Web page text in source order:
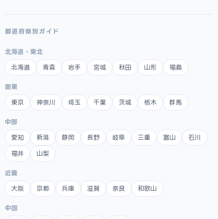
都道府県別ガイド
北海道・東北
北海道 青森 岩手 宮城 秋田 山形 福島
関東
東京 神奈川 埼玉 千葉 茨城 栃木 群馬
中部
愛知 新潟 静岡 長野 岐阜 三重 富山 石川
福井 山梨
近畿
大阪 京都 兵庫 滋賀 奈良 和歌山
中国